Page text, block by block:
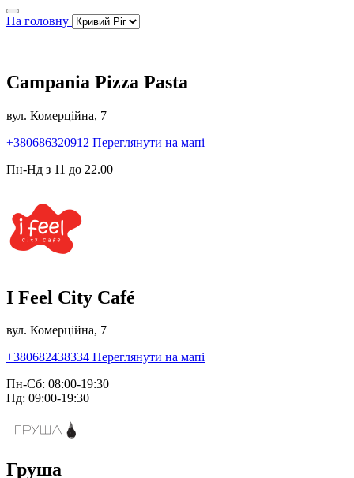
На головну
Campania Pizza Pasta
вул. Комерційна, 7
+380686320912 Переглянути на мапі
Пн-Нд з 11 до 22.00
I Feel City Café
вул. Комерційна, 7
+380682438334 Переглянути на мапі
Пн-Сб: 08:00-19:30
Нд: 09:00-19:30
Груша